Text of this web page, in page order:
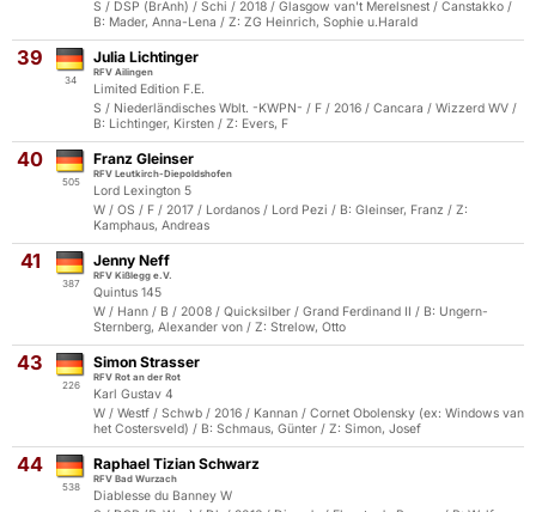
S / DSP (BrAnh) / Schi / 2018 / Glasgow van't Merelsnest / Canstakko /
B: Mader, Anna-Lena / Z: ZG Heinrich, Sophie u.Harald
39
34
Julia Lichtinger
RFV Ailingen
Limited Edition F.E.
S / Niederländisches Wblt. -KWPN- / F / 2016 / Cancara / Wizzerd WV /
B: Lichtinger, Kirsten / Z: Evers, F
40
505
Franz Gleinser
RFV Leutkirch-Diepoldshofen
Lord Lexington 5
W / OS / F / 2017 / Lordanos / Lord Pezi / B: Gleinser, Franz / Z:
Kamphaus, Andreas
41
387
Jenny Neff
RFV Kißlegg e.V.
Quintus 145
W / Hann / B / 2008 / Quicksilber / Grand Ferdinand II / B: Ungern-
Sternberg, Alexander von / Z: Strelow, Otto
43
226
Simon Strasser
RFV Rot an der Rot
Karl Gustav 4
W / Westf / Schwb / 2016 / Kannan / Cornet Obolensky (ex: Windows van
het Costersveld) / B: Schmaus, Günter / Z: Simon, Josef
44
538
Raphael Tizian Schwarz
RFV Bad Wurzach
Diablesse du Banney W